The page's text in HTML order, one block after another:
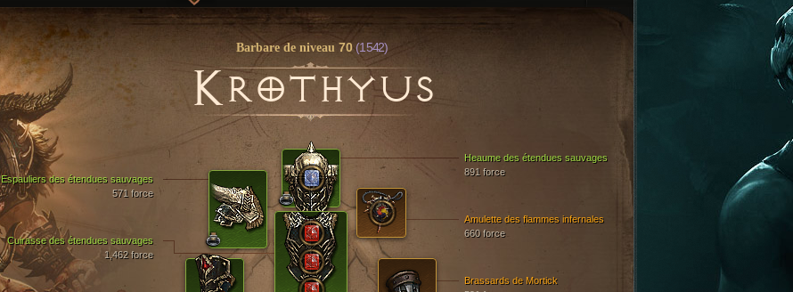
Barbare de niveau70 (1 542)
KROTHYUS
Heaume des étendues sauvages
891 force
Cuirasse des étendues sauvages
1,462 force
Espauliers des étendues sauvages
571 force
Brassards de Mortick
Amulette des flammes infernales
660 force